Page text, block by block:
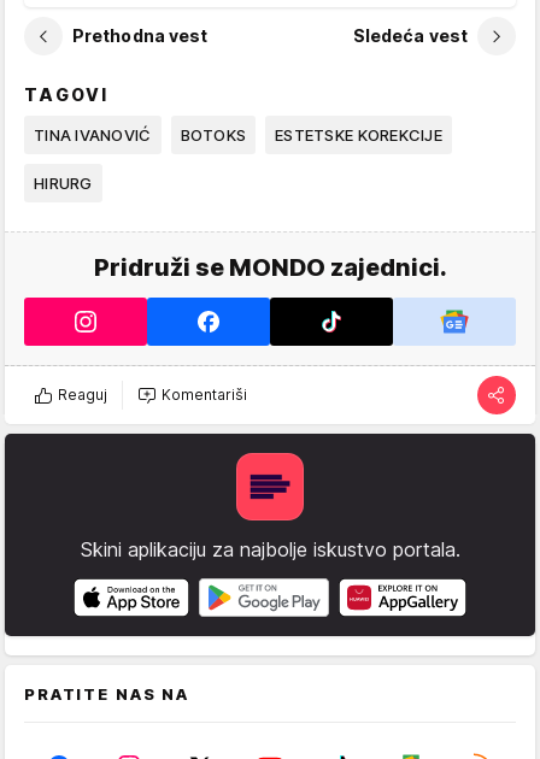
Prethodna vest Sledeća vest
TAGOVI
TINA IVANOVIĆ BOTOKS ESTETSKE KOREKCIJE
HIRURG
Pridruži se MONDO zajednici.
Reaguj Komentariši
Skini aplikaciju za najbolje iskustvo portala.
PRATITE NAS NA